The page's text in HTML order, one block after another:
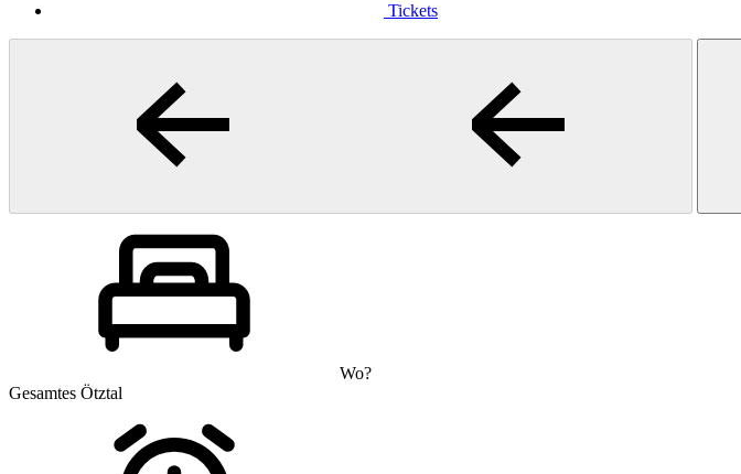
Tickets
Wo?
Gesamtes Ötztal